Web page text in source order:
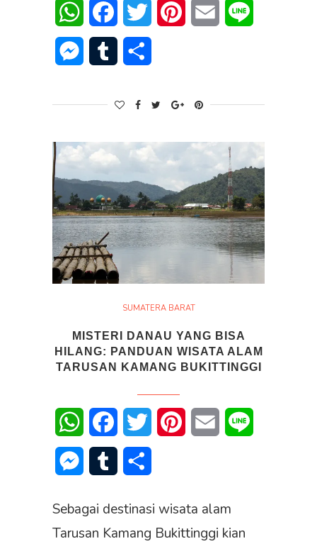
WhatsAppFacebookTwitter PinterestEmail
Messenger
Tumblr
SUMATERA BARAT
MISTERI DANAU YANG BISA
HILANG: PANDUAN WISATA ALAM
TARUSAN KAMANG BUKITTINGGI
WhatsAppFacebookTwitter PinterestEmail
Messenger
Tumblr
Sebagai destinasi wisata alam
Tarusan Kamang Bukittinggi kian